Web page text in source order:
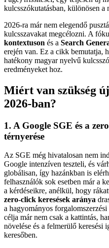
kulcsszókutatásban, különösen a
2026-ra már nem elegendő
kulcsszavakat megcélozni. A
kontextuson és a Search
erején van. Ez a cikk bemutatja,
hatékony magyar nyelvű
eredményeket hoz.
Miért van szükség
2026-ban?
1. A Google SGE és a
térnyerése
Az SGE még hivatalosan nem
Google intenzíven teszteli, és
globálisan, így hazánkban is
felhasználók sok esetben már a
a kérdéseikre, anélkül, hogy
zero-click keresések aránya
a hagyományos
célja már nem csak a kattintás,
növelése és a felmerülő keresési
keresőben.